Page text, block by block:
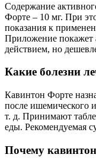
Содержание
Форте – 10 мг. При
показания к
Приложение покажет
действием, но
Какие болезни
Кавинтон Форте
после ишемического
т. д. Принимают
еды. Рекомендуемая
Почему